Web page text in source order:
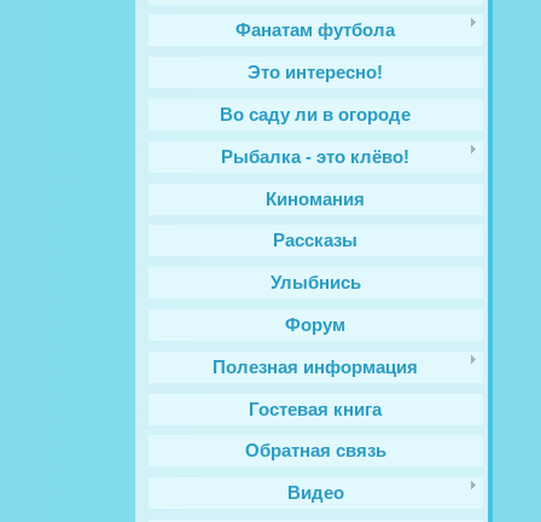
Фанатам футбола
Это интересно!
Во саду ли в огороде
Рыбалка - это клёво!
Киномания
Рассказы
Улыбнись
Форум
Полезная информация
Гостевая книга
Обратная связь
Видео